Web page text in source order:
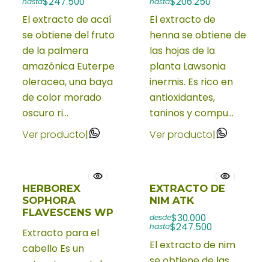
El extracto de acaí
se obtiene del fruto
de la palmera
amazónica Euterpe
oleracea, una baya
de color morado
oscuro ri...
Ver producto|
El extracto de
henna se obtiene de
las hojas de la
planta Lawsonia
inermis. Es rico en
antioxidantes,
taninos y compu...
Ver producto|
HERBOREX
SOPHORA
FLAVESCENS WP
Extracto para el
cabello Es un
EXTRACTO DE
NIM ATK
desde$30.000
hasta$247.500
El extracto de nim